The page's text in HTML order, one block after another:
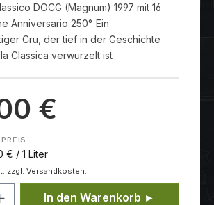
DOCG (Magnum) 1997 mit 16
Anniversario 250°. Ein
Cru, der tief in der Geschichte
Classica verwurzelt ist
€
€ / 1 Liter
zzgl. Versandkosten.
Anzahl: Gib den
In den Warenkorb ►